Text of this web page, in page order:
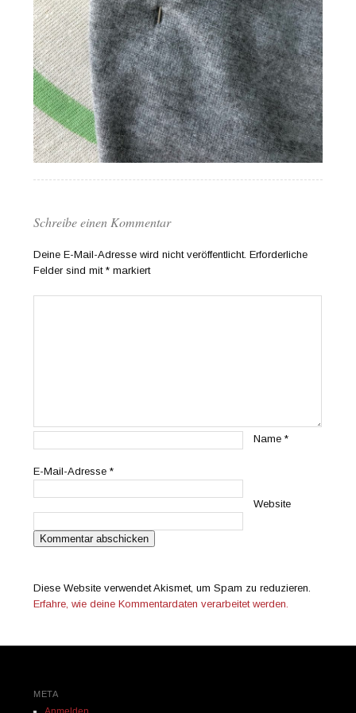
Schreibe einen Kommentar
Deine E-Mail-Adresse wird nicht veröffentlicht. Erforderliche
Felder sind mit* markiert
Name*
E-Mail-Adresse*
Website
Diese Website verwendet Akismet, um Spam zu reduzieren.
Erfahre, wie deine Kommentardaten verarbeitet werden.
META